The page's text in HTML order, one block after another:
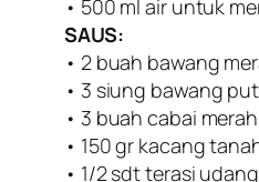
• 500 ml air untuk
SAUS:
• 2 buah bawang
• 3 siung bawang
• 3 buah cabai
• 150 gr kacang
• 1/2 sdt terasi udang